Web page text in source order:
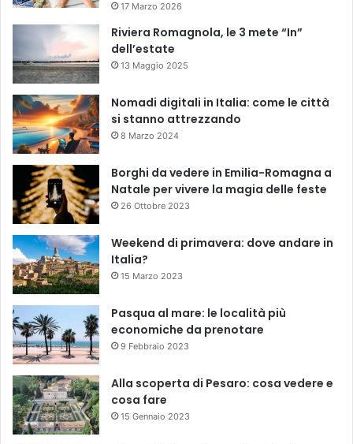
17 Marzo 2026
Riviera Romagnola, le 3 mete “In”
dell’estate
13 Maggio 2025
Nomadi digitali in Italia: come le città
si stanno attrezzando
8 Marzo 2024
Borghi da vedere in Emilia-Romagna a
Natale per vivere la magia delle feste
26 Ottobre 2023
Weekend di primavera: dove andare in
Italia?
15 Marzo 2023
Pasqua al mare: le località più
economiche da prenotare
9 Febbraio 2023
Alla scoperta di Pesaro: cosa vedere e
cosa fare
15 Gennaio 2023